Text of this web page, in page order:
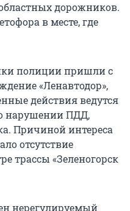
дорожников.
в месте, где
полиции пришли с
«Ленавтодор»,
действия ведутся
нарушении ПДД,
Причиной интереса
отсутствие
трассы «Зеленогорск
нерегулируемый